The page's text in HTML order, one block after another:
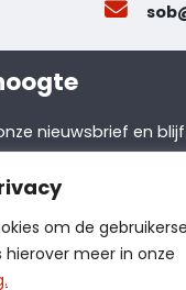
om de
hierover meer in onze
nieuwsbrief en
laatste nieuws.